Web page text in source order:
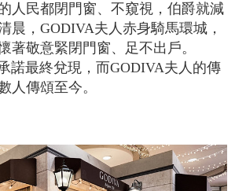
人民都閉門窗、不窺視，伯爵就減
晨，GODIVA夫人赤身騎馬環城，
著敬意緊閉門窗、足不出戶。
諾最終兌現，而GODIVA夫人的傳
人傳頌至今。